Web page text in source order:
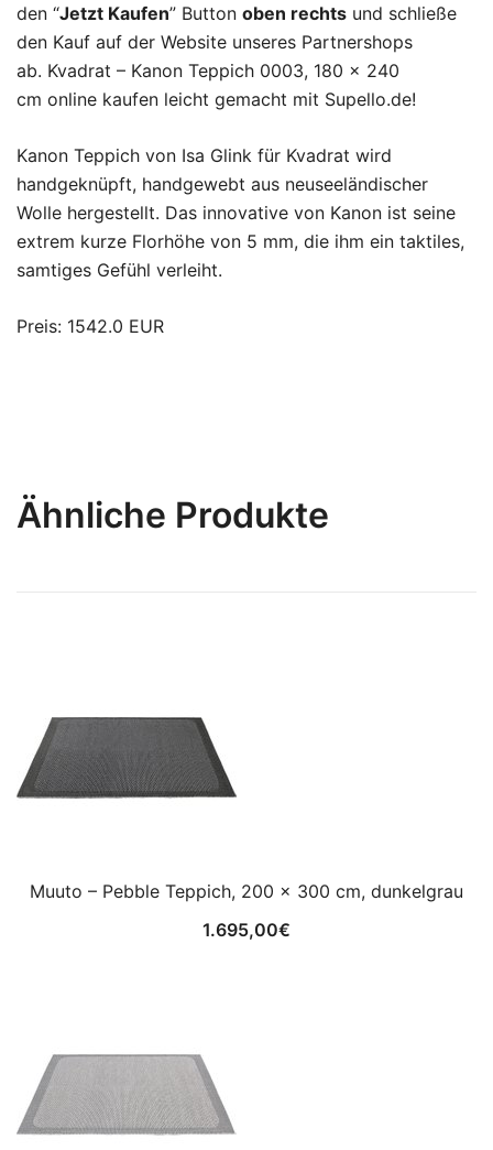
den “Jetzt Kaufen” Button oben rechts und schließe
den Kauf auf der Website unseres Partnershops
ab. Kvadrat – Kanon Teppich 0003, 180 x 240
cm online kaufen leicht gemacht mit Supello.de!
Kanon Teppich von Isa Glink für Kvadrat wird
handgeknüpft, handgewebt aus neuseeländischer
Wolle hergestellt. Das innovative von Kanon ist seine
extrem kurze Florhöhe von 5 mm, die ihm ein taktiles,
samtiges Gefühl verleiht.
Preis: 1542.0 EUR
Ähnliche Produkte
Muuto – Pebble Teppich, 200 x 300 cm, dunkelgrau
1.695,00€